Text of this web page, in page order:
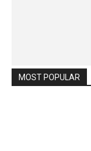
MOST POPULAR